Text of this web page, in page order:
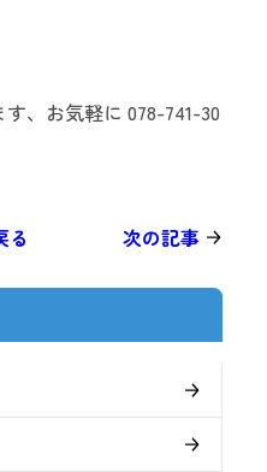
、お気軽に 078-741-30
る 次の記事